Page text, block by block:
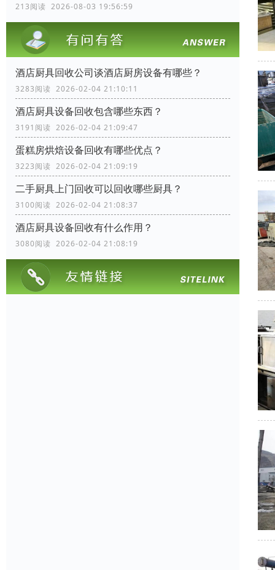
213阅读 2026-08-03 19:56:59
酒店厨具回收公司谈酒店厨房设备有哪些？
3283阅读 2026-02-04 21:10:11
酒店厨具设备回收包含哪些东西？
3191阅读 2026-02-04 21:09:47
蛋糕房烘焙设备回收有哪些优点？
3223阅读 2026-02-04 21:09:19
二手厨具上门回收可以回收哪些厨具？
3100阅读 2026-02-04 21:08:37
酒店厨具设备回收有什么作用？
3080阅读 2026-02-04 21:08:19